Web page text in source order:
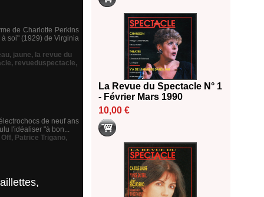
de Charlotte Perkins
soi" (1929) de Virginia
, jaune, la revue du
, revueduspectacle,
de neuf ans
l'idéaliser "à bon...
Off, Patrice Trigano,
La Revue du Spectacle N° 1
- Février Mars 1990
10,00 €